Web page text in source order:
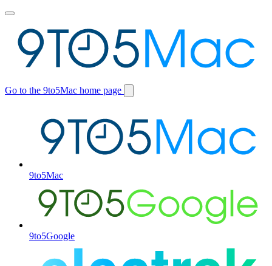
Toggle
menu
Go to the 9to5Mac home page
Switch
9to5Mac
9to5Google